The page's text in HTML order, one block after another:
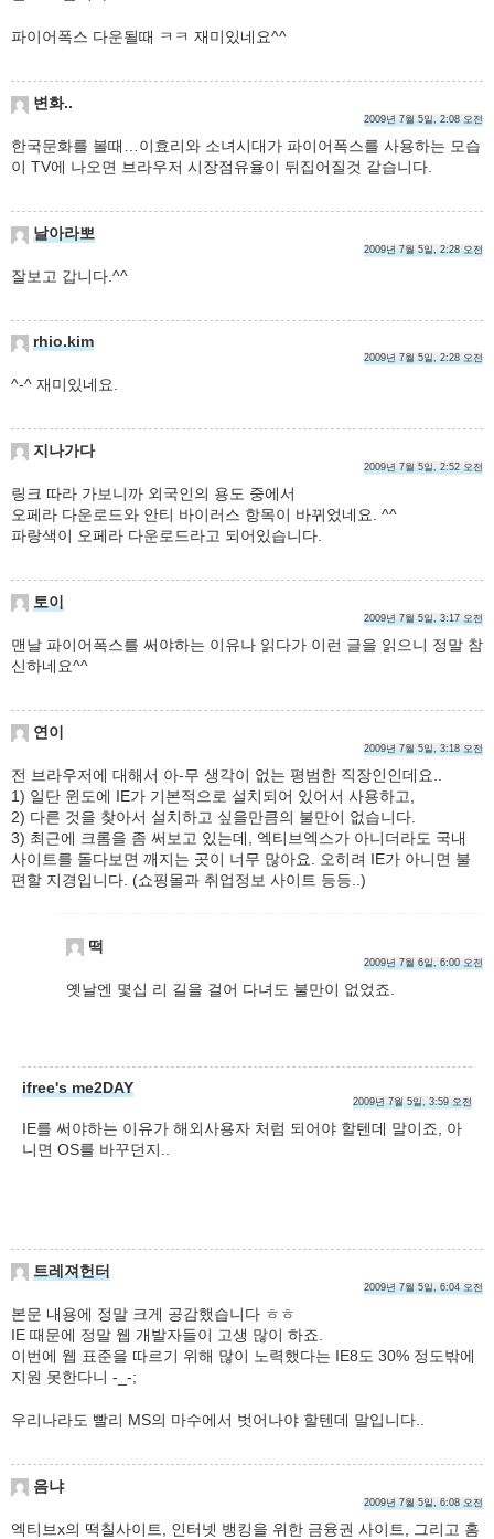
파이어폭스 다운될때 ㅋㅋ 재미있네요^^
변화..
2009년 7월 5일, 2:08 오전
한국문화를 볼때…이효리와 소녀시대가 파이어폭스를 사용하는 모습
이 TV에 나오면 브라우저 시장점유율이 뒤집어질것 같습니다.
날아라뽀
2009년 7월 5일, 2:28 오전
잘보고 갑니다.^^
rhio.kim
2009년 7월 5일, 2:28 오전
^-^ 재미있네요.
지나가다
2009년 7월 5일, 2:52 오전
링크 따라 가보니까 외국인의 용도 중에서
오페라 다운로드와 안티 바이러스 항목이 바뀌었네요. ^^
파랑색이 오페라 다운로드라고 되어있습니다.
토이
2009년 7월 5일, 3:17 오전
맨날 파이어폭스를 써야하는 이유나 읽다가 이런 글을 읽으니 정말 참
신하네요^^
연이
2009년 7월 5일, 3:18 오전
전 브라우저에 대해서 아-무 생각이 없는 평범한 직장인인데요..
1) 일단 윈도에 IE가 기본적으로 설치되어 있어서 사용하고,
2) 다른 것을 찾아서 설치하고 싶을만큼의 불만이 없습니다.
3) 최근에 크롬을 좀 써보고 있는데, 엑티브엑스가 아니더라도 국내
사이트를 돌다보면 깨지는 곳이 너무 많아요. 오히려 IE가 아니면 불
편할 지경입니다. (쇼핑몰과 취업정보 사이트 등등..)
떡
2009년 7월 6일, 6:00 오전
옛날엔 몇십 리 길을 걸어 다녀도 불만이 없었죠.
ifree's me2DAY
2009년 7월 5일, 3:59 오전
IE를 써야하는 이유가 해외사용자 처럼 되어야 할텐데 말이죠, 아
니면 OS를 바꾸던지..
트레져헌터
2009년 7월 5일, 6:04 오전
본문 내용에 정말 크게 공감했습니다 ㅎㅎ
IE 때문에 정말 웹 개발자들이 고생 많이 하죠.
이번에 웹 표준을 따르기 위해 많이 노력했다는 IE8도 30% 정도밖에
지원 못한다니 -_-;
우리나라도 빨리 MS의 마수에서 벗어나야 할텐데 말입니다..
음냐
2009년 7월 5일, 6:08 오전
엑티브x의 떡칠사이트, 인터넷 뱅킹을 위한 금융권 사이트, 그리고 홈